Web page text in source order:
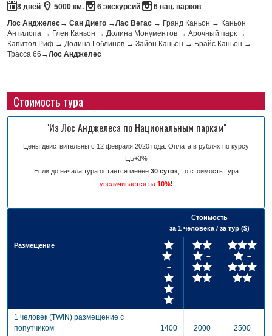
8 дней
5000 км. 6 экскурсий
6 нац. парков
Лос Анджелес→ Сан Диего →Лас Вегас → Гранд Каньон → Каньон
Антилопа → Глен Каньон → Долина Монументов → Арочный парк →
Капитол Риф → Долина Гоблинов → Зайон Каньон → Брайс Каньон →
Трасса 66→Лос Анджелес
Стоимость тура
"Из Лос Анджелеса по Национальным паркам"
Цены действительны с 12 февраля 2020 года. Оплата в рублях по курсу
ЦБ+3%
Если до начала тура остается менее 30 суток, то стоимость тура
увеличивается на 10%!
Стоимость
за 1 человека / за тур ($)
Размещение
–
– –
1 человек (TWIN) размещение с
попутчиком
1400 2000 2500